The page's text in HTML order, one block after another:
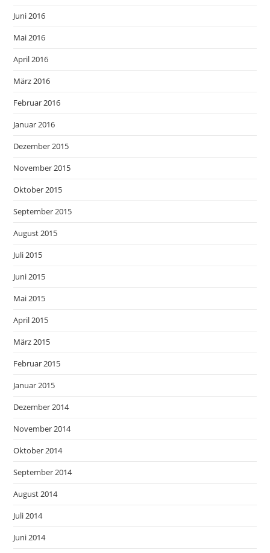
Juni 2016
Mai 2016
April 2016
März 2016
Februar 2016
Januar 2016
Dezember 2015
November 2015
Oktober 2015
September 2015
August 2015
Juli 2015
Juni 2015
Mai 2015
April 2015
März 2015
Februar 2015
Januar 2015
Dezember 2014
November 2014
Oktober 2014
September 2014
August 2014
Juli 2014
Juni 2014